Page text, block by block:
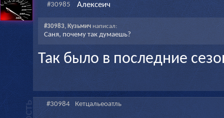
#30985 Алексеич
#30983, Кузьмичнаписал:
Саня, почему так думаешь?
Так было в последние
#30984 Кетцальеоатль